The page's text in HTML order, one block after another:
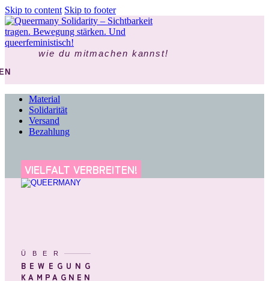
Skip to content Skip to footer
wie du mitmachen kannst!
Material
Solidarität
Versand
Bezahlung
VIELFALT VERBREITEN!
ÜBER
BEWEGUNG
KAMPAGNEN